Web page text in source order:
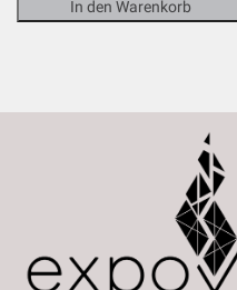
In den Warenkorb